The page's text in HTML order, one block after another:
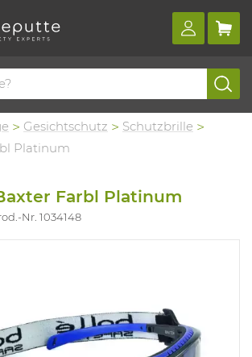
Gesichtschutz
Schutzbrille
Platinum
Farbl Platinum
Nr. 1034148